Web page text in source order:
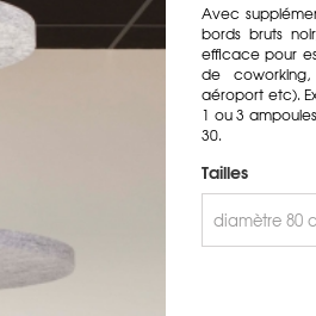
Avec
bords bruts
efficace pour
de coworking,
aéroport etc).
1 ou 3
30.
Tailles